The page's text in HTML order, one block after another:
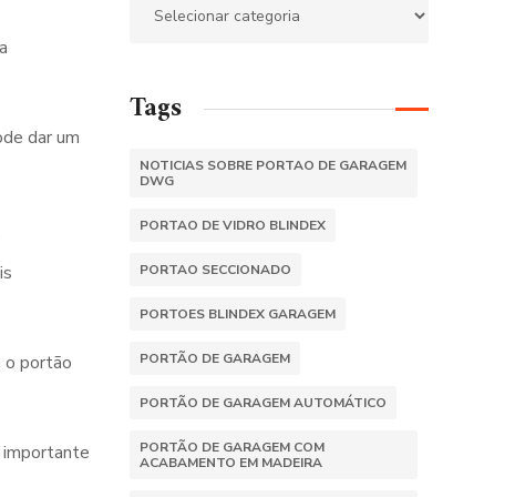
dar um
o portão
importante
Tags
NOTICIAS SOBRE PORTAO DE GARAGEM
DWG
PORTAO DE VIDRO BLINDEX
PORTAO SECCIONADO
PORTOES BLINDEX GARAGEM
PORTÃO DE GARAGEM
PORTÃO DE GARAGEM AUTOMÁTICO
PORTÃO DE GARAGEM COM
ACABAMENTO EM MADEIRA